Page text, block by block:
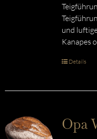
und
Kanapes
Details
Opa